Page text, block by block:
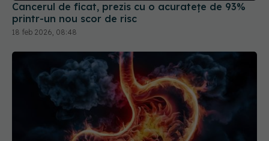
Cancerul de ficat, prezis cu o acuratețe de 93%
printr-un nou scor de risc
18 feb 2026, 08:48